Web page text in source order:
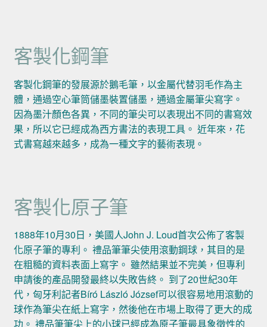
客製化鋼筆
客製化鋼筆的發展源於鵝毛筆，以金屬代替羽毛作為主
體，通過空心筆筒儲墨裝置儲墨，通過金屬筆尖寫字。
因為墨汁顏色各異，不同的筆尖可以表現出不同的書寫效
果，所以它已經成為西方書法的表現工具。 近年來，花
式書寫越來越多，成為一種文字的藝術表現。
客製化原子筆
1888年10月30日，美國人John J. Loud首次公佈了客製
化原子筆的專利。 禮品筆筆尖使用滾動鋼球，其目的是
在粗糙的資料表面上寫字。 雖然結果並不完美，但專利
申請後的產品開發最終以失敗告終。 到了20世紀30年
代，匈牙利記者Bíró László József可以很容易地用滾動的
球作為筆尖在紙上寫字，然後他在市場上取得了更大的成
功。 禮品筆筆尖上的小球已經成為原子筆最具象徵性的